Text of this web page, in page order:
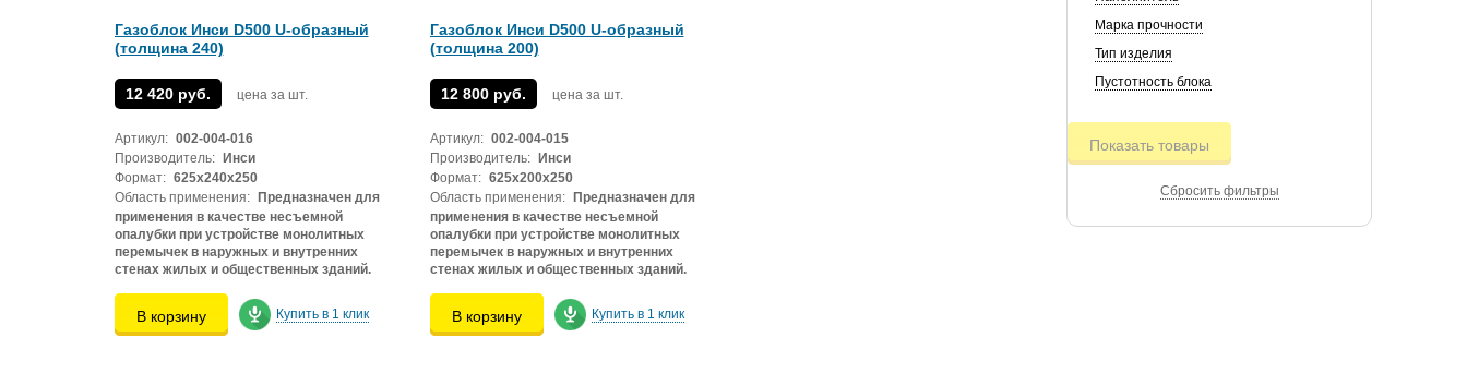
Марка прочности
Тип изделия
Пустотность блока
Показать товары
Сбросить фильтры
Газоблок Инси D500 U-образный
(толщина 240)
12 420 руб. цена за шт.
Артикул: 002-004-016
Производитель:
Инси
Формат: 625х240х250
Область применения:
Предназначен для
применения в качестве несъемной
опалубки при устройстве монолитных
перемычек в наружных и внутренних
стенах жилых и общественных зданий.
В корзину Купить в 1 клик
Газоблок Инси D500 U-образный
(толщина 200)
12 800 руб. цена за шт.
Артикул: 002-004-015
Производитель:
Инси
Формат: 625х200х250
Область применения:
Предназначен для
применения в качестве несъемной
опалубки при устройстве монолитных
перемычек в наружных и внутренних
стенах жилых и общественных зданий.
В корзину Купить в 1 клик